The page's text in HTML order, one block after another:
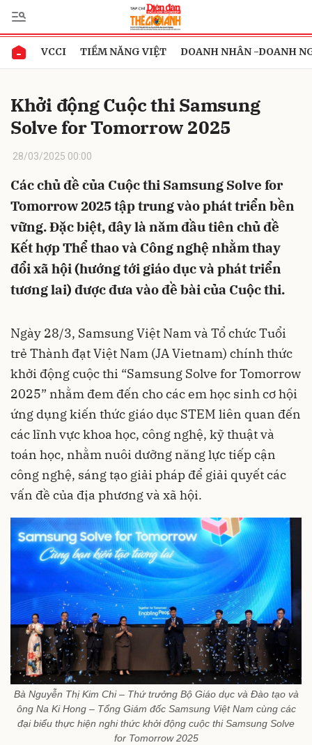
VCCI TIỀM NĂNG VIỆT DOANH NHÂN -DOANH
Khởi động Cuộc thi Samsung
Solve for Tomorrow 2025
28/03/2025 00:00
Các chủ đề của Cuộc thi Samsung Solve for
Tomorrow 2025 tập trung vào phát triển bền
vững. Đặc biệt, đây là năm đầu tiên chủ đề
Kết hợp Thể thao và Công nghệ nhằm thay
đổi xã hội (hướng tới giáo dục và phát triển
tương lai) được đưa vào đề bài của Cuộc thi.
Ngày 28/3, Samsung Việt Nam và Tổ chức Tuổi
trẻ Thành đạt Việt Nam (JA Vietnam) chính thức
khởi động cuộc thi “Samsung Solve for Tomorrow
2025” nhằm đem đến cho các em học sinh cơ hội
ứng dụng kiến thức giáo dục STEM liên quan đến
các lĩnh vực khoa học, công nghệ, kỹ thuật và
toán học, nhằm nuôi dưỡng năng lực tiếp cận
công nghệ, sáng tạo giải pháp để giải quyết các
vấn đề của địa phương và xã hội.
Bà Nguyễn Thị Kim Chi – Thứ trưởng Bộ Giáo dục và Đào tạo và
ông Na Ki Hong – Tổng Giám đốc Samsung Việt Nam cùng các
đại biểu thực hiện nghi thức khởi động cuộc thi Samsung Solve
for Tomorrow 2025
Gửi bình luận
Hủy Gửi